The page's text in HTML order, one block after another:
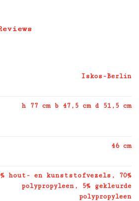
Iskos-Berlin
h 77 cm b 47,5 cm d 51,5 cm
46 cm
hout- en kunststofvezels, 70%
polypropyleen, 5% gekleurde
polypropyleen